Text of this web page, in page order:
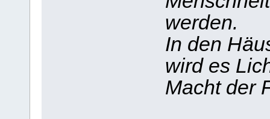
werden.
In den
wird es
Macht der